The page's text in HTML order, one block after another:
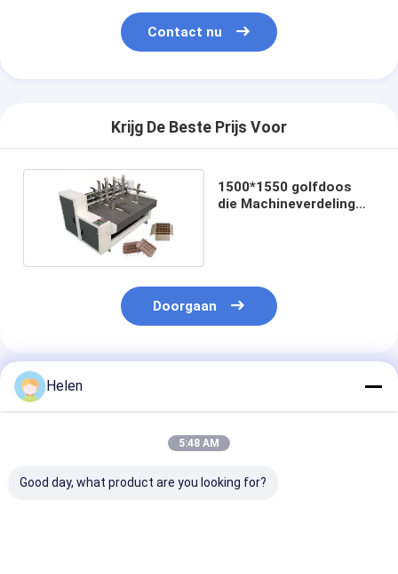
Contact nu
Krijg De Beste Prijs Voor
1500*1550 golfdoos
die Machineverdeling
Doorgaan
Geadviseerde Producten
Helen
5:48 AM
Good day, what product are you looking for?